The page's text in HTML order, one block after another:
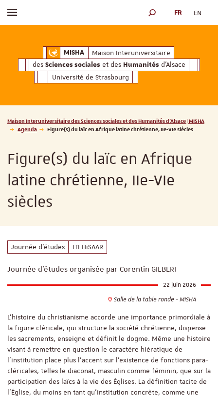
MISHAMaison Interuniversitaire des
Maison Interuniversitaire
des Sciences sociales et des Humanités d'Alsace
Université de Strasbourg
Afficher / masquer le menu MOTEUR DE
FR EN
Vous êtes ici :
Maison Interuniversitaire des Sciences sociales et des Humanités d'Alsace | MISHA
Agenda
Figure(s) du laïc en Afrique latine chrétienne, IIe-VIe siècles
Figure(s) du laïc en Afrique
latine chrétienne, IIe-VIe
siècles
Journée d'études ITI HiSAAR
Journée d'études organisée par Corentin GILBERT
22 juin 2026
Salle de la table ronde - MISHA
L'histoire du christianisme accorde une importance primordiale à
la figure cléricale, qui structure la société chrétienne, dispense
les sacrements, enseigne et définit le dogme. Même une histoire
visant à remettre en question le caractère hiératique de
l'institution place plus l'accent sur l'existence de fonctions para-
cléricales, telles le diaconat, masculin comme féminin, que sur la
participation des laïcs à la vie des Églises. La définition tacite de
l'Église, du moins en tant qu'institution concrète, comme une